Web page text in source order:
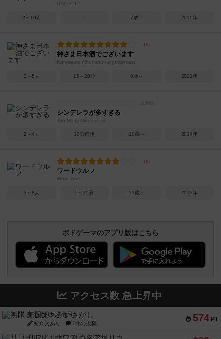
UNO FLIP
2～10人 － 7歳～ 2019年
神さま日本酒でございます
Kamisama nihonshu de gozaimasu
3～5人 15～20分 8歳～ 2021年
シンデレラが多すぎる
Too Many Cinderellas
2～4人 10分前後 10歳～ 2014年
ワードウルフ
Word Wolf
2～8人 5～15分 12歳～ 2012年
ボドゲーマのアプリ版はこちら
アクセス数 急上昇中
574 PT
無限まちがいさがし
紹介文あり 2件の投稿